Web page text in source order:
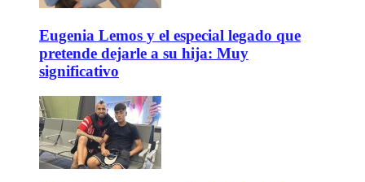
Eugenia Lemos y el especial legado que
pretende dejarle a su hija: Muy
significativo